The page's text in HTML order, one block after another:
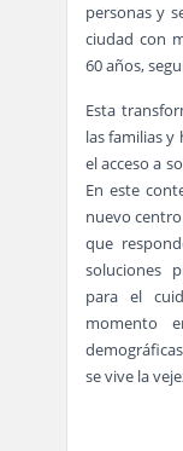
personas y
ciudad con
60 años,
Esta
las familias y
el acceso a
En este
nuevo
que
soluciones
para el
momento
se vive la